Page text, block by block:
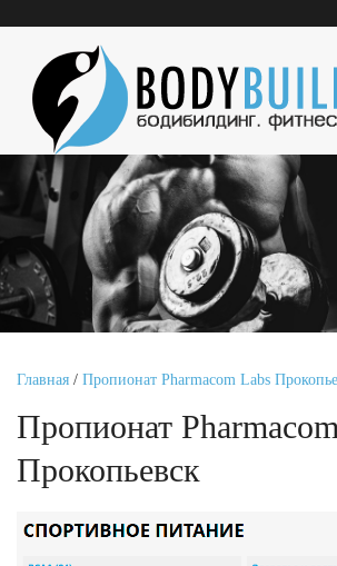
Главная / Пропионат Pharmacom Labs
Пропионат
Прокопьевск